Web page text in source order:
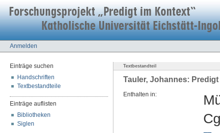
Anmelden
Einträge suchen
Handschriften
Textbestandteile
Einträge auflisten
Bibliotheken
Siglen
Textbestandteil
Tauler, Johannes: Predigt
Enthalten in: